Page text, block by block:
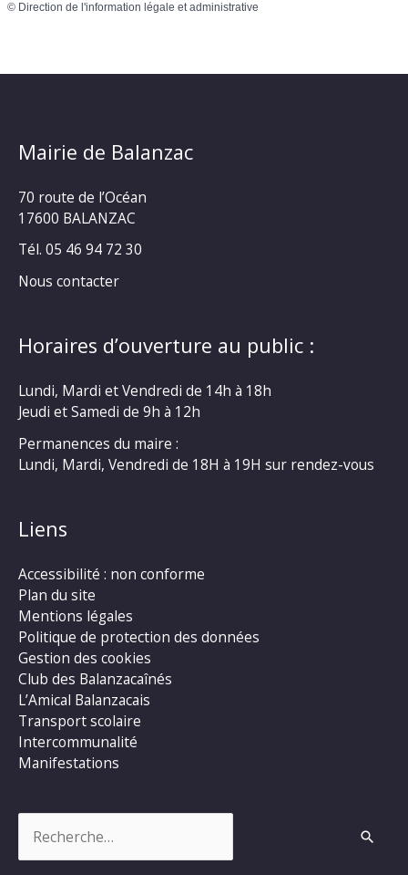
© Direction de l'information légale et administrative
Mairie de Balanzac
70 route de l’Océan
17600 BALANZAC
Tél. 05 46 94 72 30
Nous contacter
Horaires d’ouverture au public :
Lundi, Mardi et Vendredi de 14h à 18h
Jeudi et Samedi de 9h à 12h
Permanences du maire :
Lundi, Mardi, Vendredi de 18H à 19H sur rendez-vous
Liens
Accessibilité : non conforme
Plan du site
Mentions légales
Politique de protection des données
Gestion des cookies
Club des Balanzacaînés
L’Amical Balanzacais
Transport scolaire
Intercommunalité
Manifestations